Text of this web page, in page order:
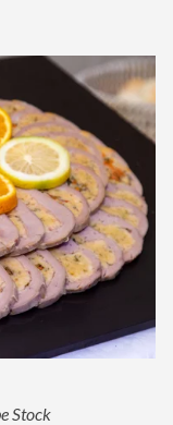
Stock